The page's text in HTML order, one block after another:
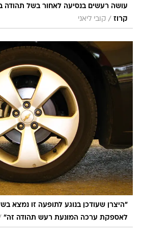
עושה רעשים בנסיעה לאחור בשל תהודה
קרוז / קובי ליאני
"היצרן שעודכן בנוגע לתופעה זו נמצא
לאספקת ערכה המונעת רעש תהודה זה"